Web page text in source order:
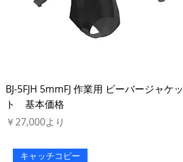
BJ-5FJH 5mmFJ 作業用 ビーバージャケッ
ト 基本価格
￥27,000より
セール価格
キャッチコピー